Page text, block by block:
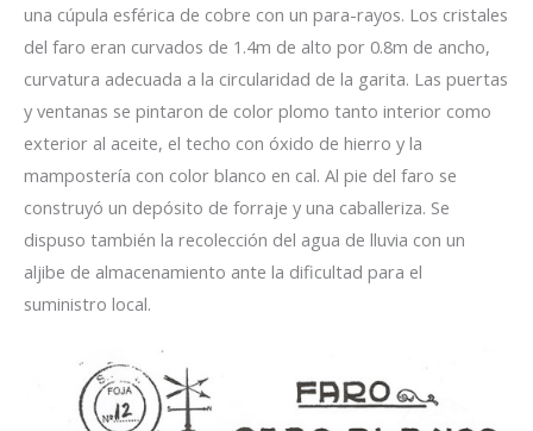
una cúpula esférica de cobre con un para-rayos. Los cristales
del faro eran curvados de 1.4m de alto por 0.8m de ancho,
curvatura adecuada a la circularidad de la garita. Las puertas
y ventanas se pintaron de color plomo tanto interior como
exterior al aceite, el techo con óxido de hierro y la
mampostería con color blanco en cal. Al pie del faro se
construyó un depósito de forraje y una caballeriza. Se
dispuso también la recolección del agua de lluvia con un
aljibe de almacenamiento ante la dificultad para el
suministro local.